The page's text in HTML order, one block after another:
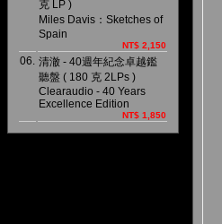
克 LP )
Miles Davis：Sketches of
Spain
NT$ 2,150
06. 清澈 - 40週年紀念卓越鑑
聽盤 ( 180 克 2LPs )
Clearaudio - 40 Years
Excellence Edition
NT$ 1,850